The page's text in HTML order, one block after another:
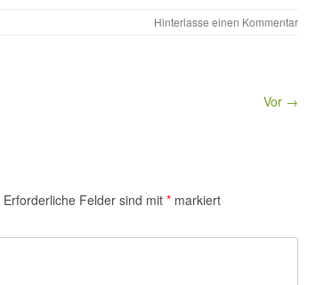
Hinterlasse einen Kommentar
Vor →
Erforderliche Felder sind mit * markiert